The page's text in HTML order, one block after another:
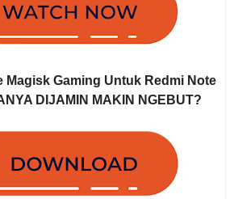
Magisk Gaming Untuk Redmi Note
DIJAMIN MAKIN NGEBUT?